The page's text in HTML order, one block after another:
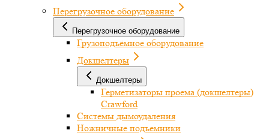
Перегрузочное оборудование
Перегрузочное оборудование
Грузоподъёмное оборудование
Докшелтеры
Докшелтеры
Герметизаторы проема (докшелтеры)
Crawford
Системы дымоудаления
Ножничные подъемники